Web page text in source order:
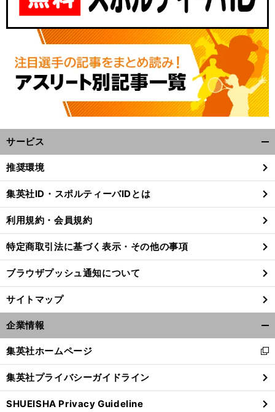
前
サービス
閉
る
推奨環境
集英社ID・スポルティーバIDとは
利用規約・会員規約
特定商取引法に基づく表示・その他の事項
ブラウザプッシュ通知について
サイトマップ
企業情報
閉
る
集英社ホームページ
新
し
い
ウ
ィ
集英社プライバシーガイドライン
SHUEISHA Privacy Guideline